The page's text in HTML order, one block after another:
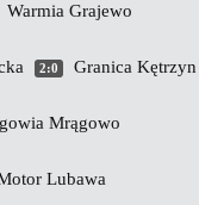
Warmia Grajewo
2:0 Granica Kętrzyn
Mrągowo
Lubawa